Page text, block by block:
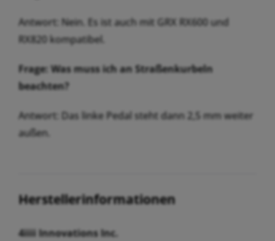
Antwort: Nein. Es ist auch mit GRX RX600 und
RX820 kompatibel.
Frage: Was muss ich an Straßenkurbeln
beachten?
Antwort: Das linke Pedal steht dann 2,5 mm weiter
außen.
Herstellerinformationen
4iiii Innovations Inc.